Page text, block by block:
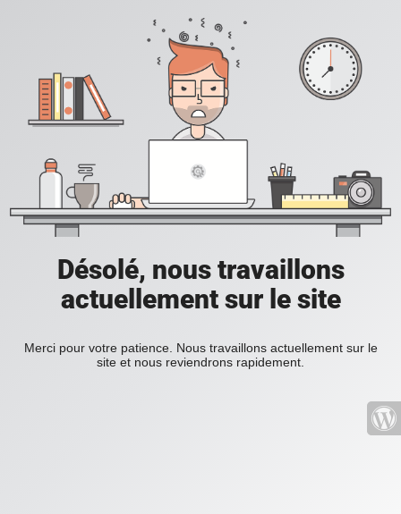
Désolé, nous travaillons
actuellement sur le site
Merci pour votre patience. Nous travaillons actuellement sur le
site et nous reviendrons rapidement.